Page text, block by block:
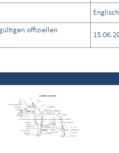
Englisch
offiziellen